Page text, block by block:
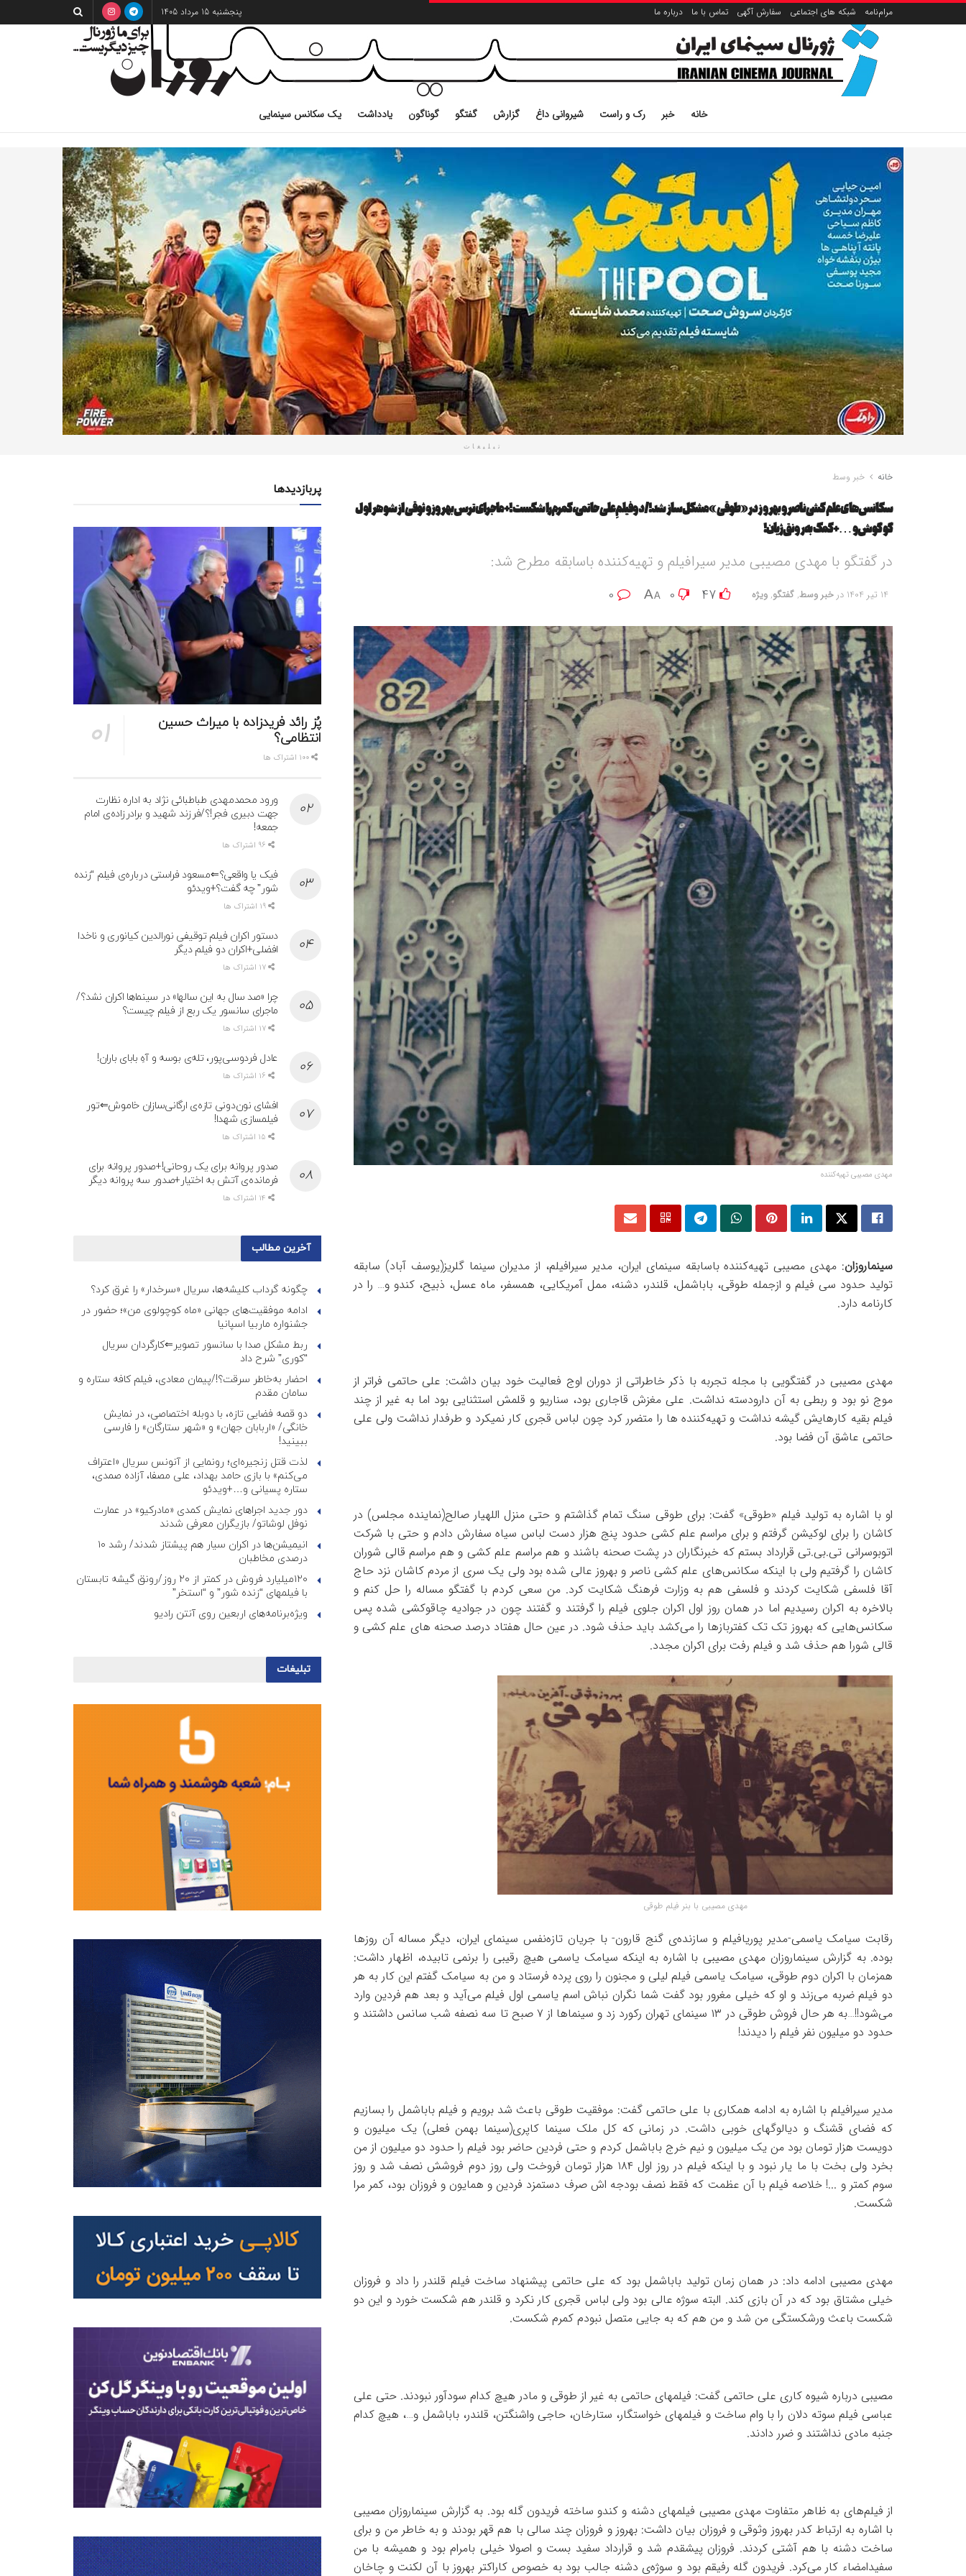
مرام‌نامه شبکه های اجتماعی سفارش آگهی تماس با ما درباره ما پنجشنبه 15 مرداد 1405
خانه خبر رک و راست شیروانی داغ گزارش گفتگو گوناگون یادداشت یک سکانس سینمایی
تبلیغات
خانه خبر وسط
سکانس‌های علم‌کشی ناصر و بهروز در «طوقی» مشکل‌ساز شد!/دو فیلمِ علی حاتمی، کمرم را شکست!+ماجرای ترس بهروز وثوقی از شوهر اول
گوگوش و…+کمک به رونق ژیان!
در گفتگو با مهدی مصیبی مدیر سیرافیلم و تهیه‌کننده باسابقه مطرح شد:
14 تیر 1404 در خبر وسط,گفتگو,ویژه 47
0
A
A
مهدی مصیبی تهیه‌کننده
سینماروزان: مهدی مصیبی تهیه‌کننده باسابقه سینمای ایران، مدیر سیرافیلم، از مدیران سینما گلریز(یوسف آباد) سابقه
تولید حدود سی فیلم و ازجمله طوقی، باباشمل، قلندر، دشنه، ممل آمریکایی، همسفر، ماه عسل، ذبیح، کندو و… را در
کارنامه دارد.
مهدی مصیبی در گفتگویی با مجله تجربه با ذکر خاطراتی از دوران اوج فعالیت خود بیان داشت: علی حاتمی فراتر از
موج نو بود و ربطی به آن دارودسته نداشت. علی مغزش قاجاری بود، سناریو و قلمش استثنایی بود اما به غیر از چند
فیلم بقیه کارهایش گیشه نداشت و تهیه‌کننده ها را متضرر کرد چون لباس قجری کار نمیکرد و طرفدار نداشت ولی علی
حاتمی عاشق آن فضا بود.
او با اشاره به تولید فیلم «طوقی» گفت: برای طوقی سنگ تمام گذاشتم و حتی منزل اللهیار صالح(نماینده مجلس) در
کاشان را برای لوکیشن گرفتم و برای مراسم علم کشی حدود پنج هزار دست لباس سیاه سفارش دادم و حتی با شرکت
اتوبوسرانی تی.بی.تی قرارداد بستم که خبرنگاران در پشت صحنه باشند و هم مراسم علم کشی و هم مراسم قالی شوران
کاشان را گرفتیم ولی با اینکه سکانس‌های علم کشی ناصر و بهروز عالی شده بود ولی یک سری از مردم کاشان نزد حاج
آقا فلسفی شکایت کردند و فلسفی هم به وزارت فرهنگ شکایت کرد. من سعی کردم با گفتگو مساله را حل کنم و
بالاخره به ا‌کران رسیدیم اما در همان روز اول اکران جلوی فیلم را گرفتند و گفتند چون در جوادیه چاقوکشی شده پس
سکانس‌هایی که بهروز تک تک کفتربازها را می‌کشد باید حذف شود. در عین حال هفتاد درصد صحنه های علم کشی و
قالی شورا هم حذف شد و فیلم رفت برای اکران مجدد.
مهدی مصیبی با بنر فیلم طوقی
رقابت سیامک یاسمی-مدیر پوریافیلم و سازنده‌ی گنج قارون- با جریان تازه‌نفس سینمای ایران، دیگر مساله آن روزها
بوده‌. به گزارش سینماروزان مهدی مصیبی با اشاره به اینکه سیامک یاسمی هیچ رقیبی را برنمی تابیده، اظهار داشت:
همزمان با اکران دوم‌ طوقی، سیامک یاسمی فیلم لیلی و مجنون را روی پرده فرستاد و من به سیامک گفتم این کار به هر
دو فیلم ضربه می‌زند و او که خیلی مغرور بود گفت شما نگران نباش اسم یاسمی اول فیلم می‌آید و بعد هم فردین وارد
می‌شود!!…به هر حال فروش طوقی در ۱۳ سینمای تهران رکورد زد و سینماها از ۷ صبح تا سه نصفه شب سانس داشتند و
حدود دو میلیون نفر فیلم را دیدند!
مدیر سیرافیلم با اشاره به ادامه همکاری با علی حاتمی گفت: موفقیت طوقی باعث شد برویم و فیلم باباشمل را بسازیم
که فضای قشنگ و دیالوگهای خوبی داشت. در زمانی که کل ملک سینما کاپری(سینما بهمن فعلی) یک میلیون و
دویست هزار تومان بود من یک میلیون و نیم خرج باباشمل کردم و حتی فردین حاضر بود فیلم را حدود دو میلیون از من
بخرد ولی بخت با ما یار نبود و با اینکه فیلم در روز اول ۱۸۴ هزار تومان فروخت ولی روز دوم فروشش نصف شد و روز
سوم کمتر و .‌..! خلاصه فیلم با آن عظمت که فقط نصف بودجه اش صرف دستمزد فردین و همایون و فروزان بود، کمر مرا
شکست.
مهدی مصیبی ادامه داد: در همان زمان تولید باباشمل بود که علی حاتمی پیشنهاد ساخت فیلم قلندر را داد و فروزان
خیلی مشتاق بود که در آن بازی کند. البته سوژه عالی بود ولی لباس قجری کار نکرد و قلندر هم شکست خورد و این دو
شکست باعث ورشکستگی من شد و من هم که به جایی متصل نبودم کمرم شکست.
مصیبی درباره شیوه کاری علی حاتمی گفت: فیلمهای حاتمی به غیر از طوقی و مادر هیچ کدام سودآور نبودند. حتی علی
عباسی فیلم سوته دلان را با وام ساخت و فيلمهای خواستگار، ستارخان، حاجی واشنگتن، قلندر، باباشمل و‌…، هیچ کدام
جنبه مادی نداشتند و ضرر دادند.
از فیلم‌های به ظاهر متفاوت مهدی مصیبی فیلمهای دشنه و کندو ساخته فریدون گله بود. به گزارش سینماروزان مصیبی
با اشاره به ارتباط کدر بهروز وثوقی و فروزان بیان داشت: بهروز و فروزان چند سالی با هم قهر بودند و به خاطر من و برای
ساخت دشنه با هم آشتی کردند. فروزان پیشقدم شد و قرارداد سفید بست و اصولا خیلی بامرام بود و همیشه با من
سفیدامضاء کار می‌کرد. فریدون گله رفیقم بود و سوژه‌ی دشنه جالب بود به خصوص کاراکتر بهروز با آن لکنت و چاخان
پربازدیدها
پُز رائد فریدزاده با میراث حسین
انتظامی؟
ورود محمدمهدی طباطبائی نژاد به اداره نظارت
جهت دبیری فجر!؟/فرزند شهید و برادرزاده‌ی امام
جمعه!
فیک یا واقعی؟⇐مسعود فراستی درباره‌ی فیلم “زنده
شور” چه گفت؟+ویدئو
دستور اکران فیلم توقیفی نورالدین کیانوری و ناخدا
افضلی+اکران دو فیلم دیگر
چرا «صد سال به این سالها» در سینماها اکران نشد؟/
ماجرای سانسور یک ربع از فیلم چیست؟
عادل فردوسی‌پور، تله‌ی بوسه و آهِ بابای باران!
افشای نون‌دونی تازه‌ی ارگانی‌سازان خاموش⇐تور
فیلمسازی شهدا!
صدور پروانه برای یک روحانی!+صدور پروانه برای
فرمانده‌ی آتش به اختیار+صدور سه پروانه دیگر
آخرین مطالب
چگونه گرداب کلیشه‌ها، سریال «سرخدار» را غرق کرد؟
ادامه موفقیت‌های جهانی «ماه کوچولوی من»؛ حضور در
جشنواره ماربیا اسپانیا
ربط مشکل صدا با سانسور تصویر⇐کارگردان سریال
“کوری” شرح داد
احضار به‌خاطر سرقت؟!/پیمان معادی، فیلم کافه ستاره و
سامان مقدم
دو قصه فضایی تازه، با دوبله اختصاصی، در نمایش
خانگی/ «اربابان جهان» و «شهر ستارگان» را فارسی
ببینید!
لذت قتل زنجیره‌ای؛ رونمایی از آنونس سریال «اعتراف
می‌کنم» با بازی حامد بهداد، علی مصفا، آزاده صمدی،
ستاره پسیانی و…+ویدئو
دور جدید اجراهای نمایش کمدی «مادرکیو» در عمارت
نوفل لوشاتو/ بازیگران معرفی شدند
انیمیشن‌ها در اکران سیار هم پیشتاز شدند/ رشد ۱۰
درصدی مخاطبان
۱۲۰میلیارد فروش در کمتر از ۲۰ روز/رونق گیشه تابستان
با فیلمهای “زنده شور” و “استخر”
ویژه‌برنامه‌های اربعین روی آنتن رادیو
تبلیغات